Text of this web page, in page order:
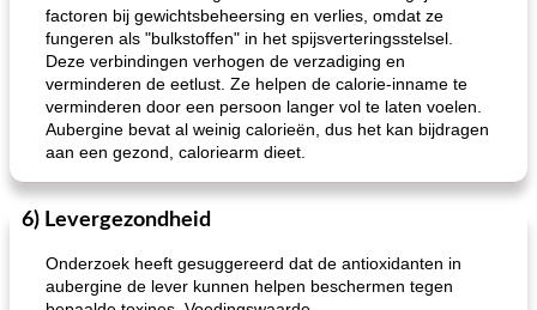
factoren bij gewichtsbeheersing en verlies, omdat ze
fungeren als "bulkstoffen" in het spijsverteringsstelsel.
Deze verbindingen verhogen de verzadiging en
verminderen de eetlust. Ze helpen de calorie-inname te
verminderen door een persoon langer vol te laten voelen.
Aubergine bevat al weinig calorieën, dus het kan bijdragen
aan een gezond, caloriearm dieet.
6) Levergezondheid
Onderzoek heeft gesuggereerd dat de antioxidanten in
aubergine de lever kunnen helpen beschermen tegen